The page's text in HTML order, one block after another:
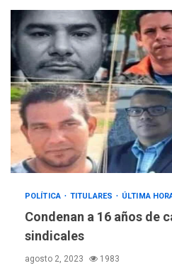
POLÍTICA TITULARES ÚLTIMA
Condenan a 16 años de
sindicales
agosto 2, 2023 1983
3